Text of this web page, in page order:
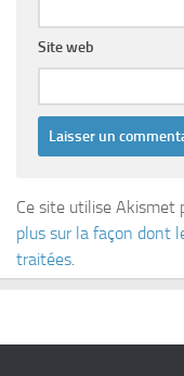
Site web
Ce site utilise Akismet
plus sur la façon dont
traitées